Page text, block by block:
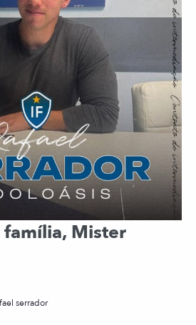
família, Mister
serrador